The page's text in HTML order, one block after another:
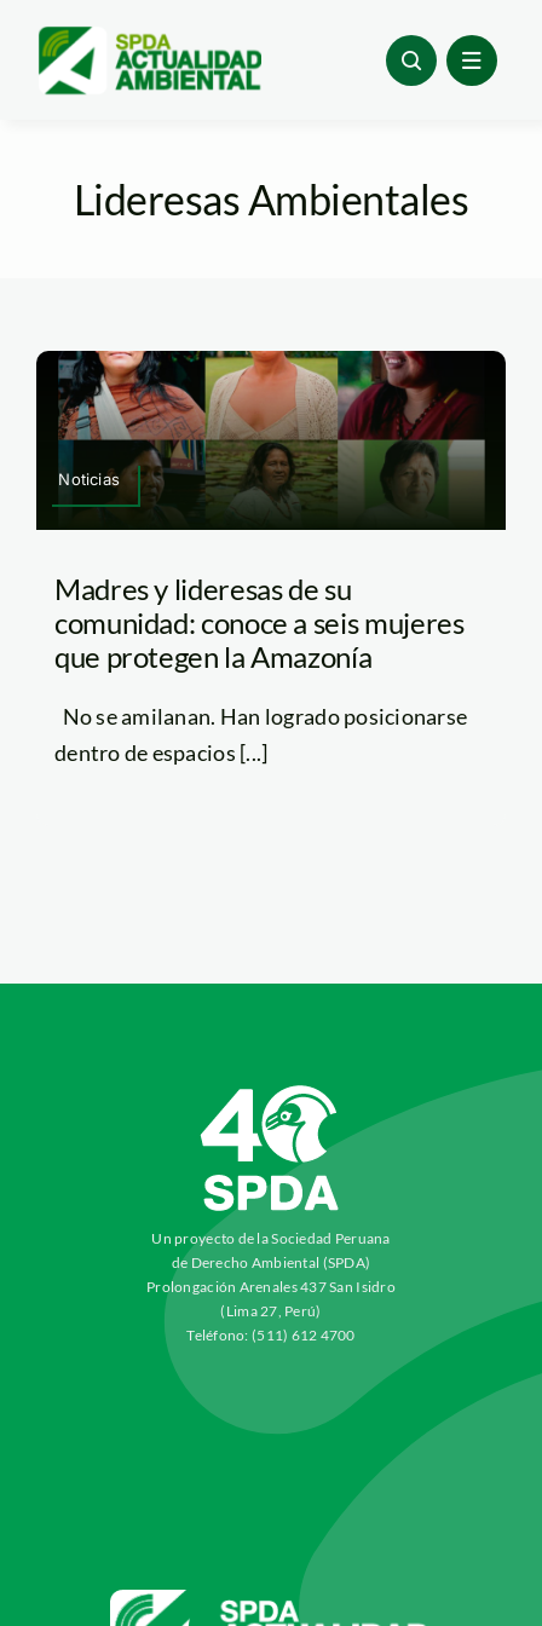
content
Lideresas Ambientales
Noticias
Madres y lideresas de su
comunidad: conoce a seis mujeres
que protegen la Amazonía
No se amilanan. Han logrado posicionarse
dentro de espacios [...]
Un proyecto de la Sociedad Peruana
de Derecho Ambiental (SPDA)
Prolongación Arenales 437 San Isidro
(Lima 27, Perú)
Teléfono: (511) 612 4700